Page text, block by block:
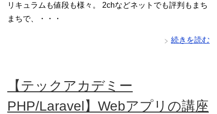
リキュラムも値段も様々。 2chなどネットでも評判もまち
まちで、・・・
続きを読む
【テックアカデミー
PHP/Laravel】Webアプリの講座